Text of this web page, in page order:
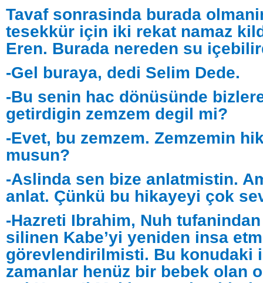
Tavaf sonrasinda burada
tesekkür için iki rekat namaz
Eren. Burada nereden su
-Gel buraya, dedi Selim Dede.
-Bu senin hac dönüsünde
getirdigin zemzem degil mi?
-Evet, bu zemzem. Zemzemin
musun?
-Aslinda sen bize anlatmistin.
anlat. Çünkü bu hikayeyi çok
-Hazreti Ibrahim, Nuh
silinen Kabe’yi yeniden insa
görevlendirilmisti. Bu konudaki
zamanlar henüz bir bebek olan